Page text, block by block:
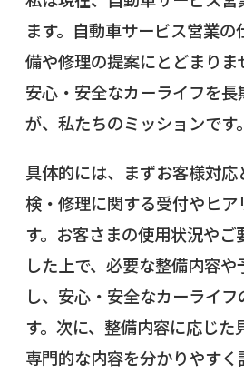
ます。自動車サービス営業
備や修理の提案にとどまりま
安心・安全なカーライフを長
が、私たちのミッションです。
具体的には、まずお客様対応
検・修理に関する受付やヒア
す。お客さまの使用状況や
した上で、必要な整備内容
し、安心・安全なカーライ
す。次に、整備内容に応じた
専門的な内容を分かりやすく